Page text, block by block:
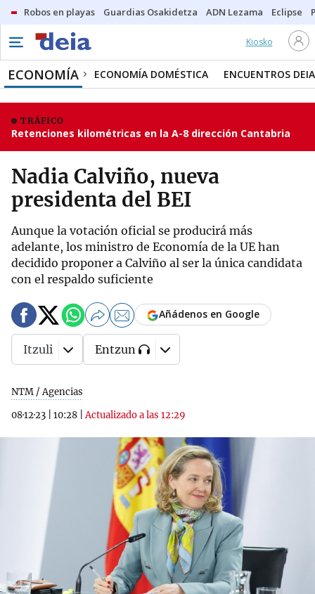
Robos en playas Guardias Osakidetza ADN Lezama Eclipse
Kiosko
ECONOMÍA ECONOMÍA DOMÉSTICA ENCUENTROS DEIA
TRÁFICO
Retenciones kilométricas en la A-8 dirección Cantabria
Nadia Calviño, nueva
presidenta del BEI
Aunque la votación oficial se producirá más
adelante, los ministro de Economía de la UE han
decidido proponer a Calviño al ser la única candidata
con el respaldo suficiente
NTM / Agencias
08·12·23
10:28 |Actualizado a las 12:29
Añádenos en Google
Itzuli Entzun